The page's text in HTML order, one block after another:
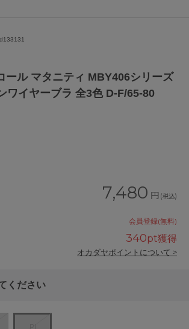
ール マタニティ MBY406シリーズ
ワイヤーブラ 全3色 D-F/65-80
7,480 円 (税込)
会員登録(無料)
340pt獲得
オカダヤポイントについて >
ください